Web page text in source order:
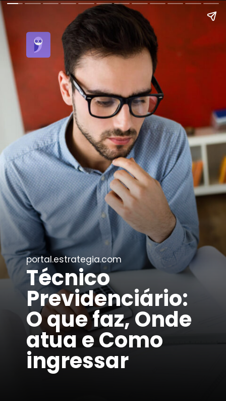
portal.estrategia.com
Técnico
Previdenciário:
O que faz, Onde
atua e Como
ingressar